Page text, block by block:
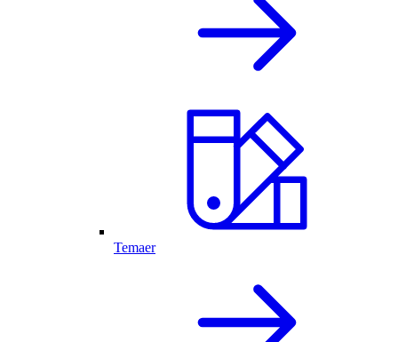
Temaer